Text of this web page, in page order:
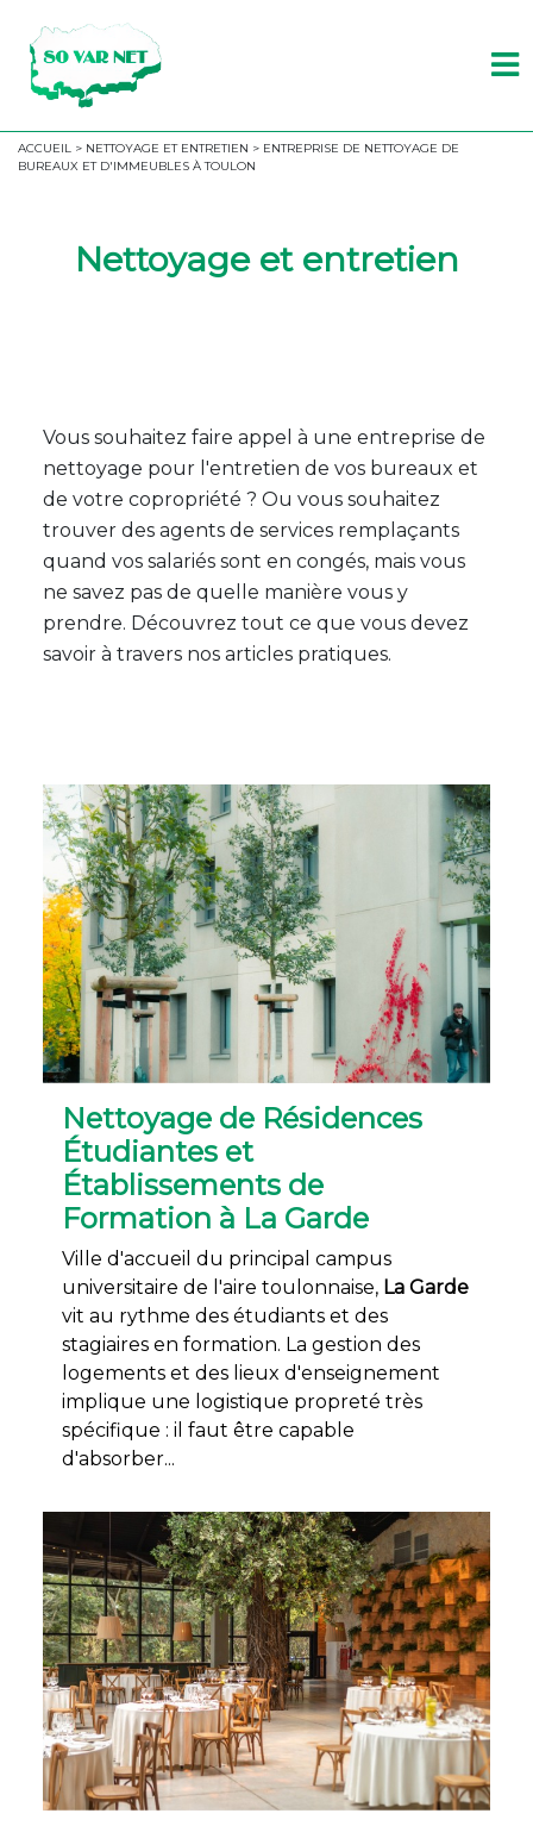
ACCUEIL > NETTOYAGE ET ENTRETIEN > ENTREPRISE DE NETTOYAGE DE
BUREAUX ET D'IMMEUBLES À TOULON
Nettoyage et entretien
Vous souhaitez faire appel à une entreprise de
nettoyage pour l'entretien de vos bureaux et
de votre copropriété ? Ou vous souhaitez
trouver des agents de services remplaçants
quand vos salariés sont en congés, mais vous
ne savez pas de quelle manière vous y
prendre. Découvrez tout ce que vous devez
savoir à travers nos articles pratiques.
Nettoyage de Résidences
Étudiantes et
Établissements de
Formation à La Garde
Ville d'accueil du principal campus
universitaire de l'aire toulonnaise, La Garde
vit au rythme des étudiants et des
stagiaires en formation. La gestion des
logements et des lieux d'enseignement
implique une logistique propreté très
spécifique : il faut être capable
d'absorber...